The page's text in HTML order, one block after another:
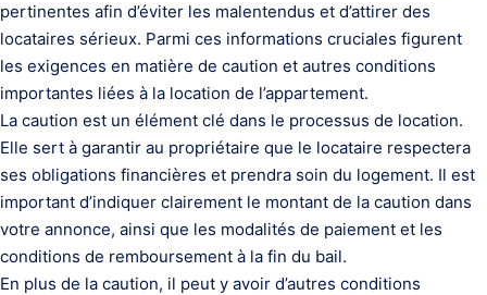
pertinentes afin d’éviter les malentendus et d’attirer des
locataires sérieux. Parmi ces informations cruciales figurent
les exigences en matière de caution et autres conditions
importantes liées à la location de l’appartement.
La caution est un élément clé dans le processus de location.
Elle sert à garantir au propriétaire que le locataire respectera
ses obligations financières et prendra soin du logement. Il est
important d’indiquer clairement le montant de la caution dans
votre annonce, ainsi que les modalités de paiement et les
conditions de remboursement à la fin du bail.
En plus de la caution, il peut y avoir d’autres conditions